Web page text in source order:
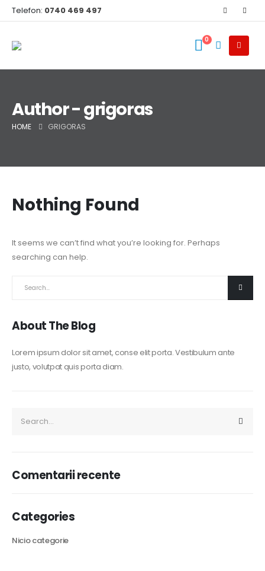
Telefon: 0740 469 497
0
Author - grigoras
HOME GRIGORAS
Nothing Found
It seems we can’t find what you’re looking for. Perhaps
searching can help.
About The Blog
Lorem ipsum dolor sit amet, conse elit porta. Vestibulum ante
justo, volutpat quis porta diam.
Comentarii recente
Categories
Nicio categorie